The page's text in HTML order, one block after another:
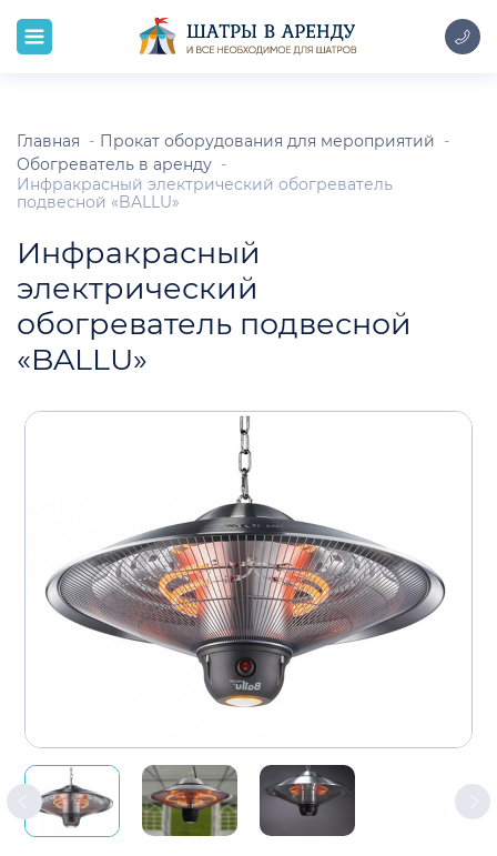
Главная
Прокат оборудования для мероприятий
Обогреватель в аренду
Инфракрасный электрический обогреватель
подвесной «BALLU»
Инфракрасный
электрический
обогреватель подвесной
«BALLU»